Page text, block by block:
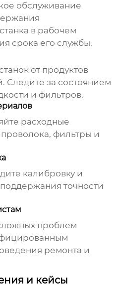
обслуживание
в рабочем
срока его службы.
от продуктов
Следите за состоянием
и фильтров.
расходные
фильтры и
калибровку и
точности
проблем
ремонта и
и кейсы